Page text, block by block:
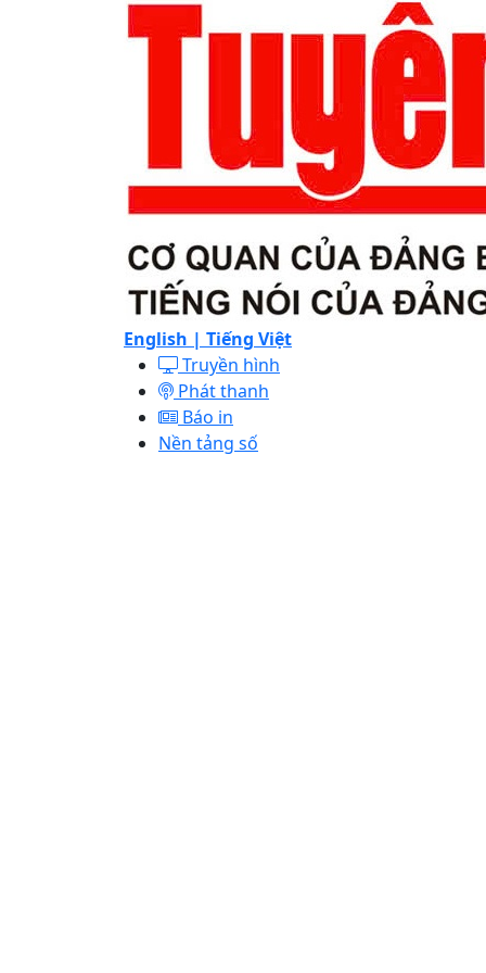
English | Tiếng Việt
Truyền hình
Phát thanh
Báo in
Nền tảng số